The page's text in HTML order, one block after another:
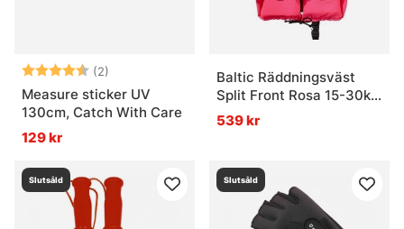
Vanliga frågor om vinterfiske
Vad är vinterfiske?
Vad är en balanspirk?
Betyg: (2)
4.5 utav 5 stjärnor
Measure sticker UV
130cm, Catch With Care
129 kr
Baltic Räddningsväst
Split Front Rosa 15-30kg
Barn
539 kr
Slutsåld Slutsåld